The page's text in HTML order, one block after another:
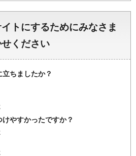
トにするためにみなさま
ください
ちましたか？
やすかったですか？